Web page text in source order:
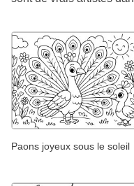
Paons joyeux sous le soleil